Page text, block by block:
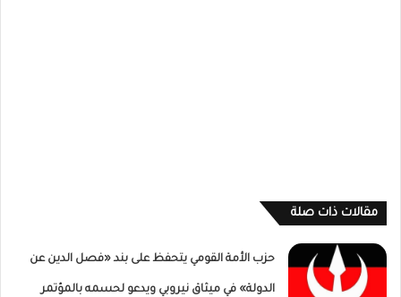
مقالات ذات صلة
حزب الأمة القومي يتحفظ على بند «فصل الدين عن
الدولة» في ميثاق نيروبي ويدعو لحسمه بالمؤتمر